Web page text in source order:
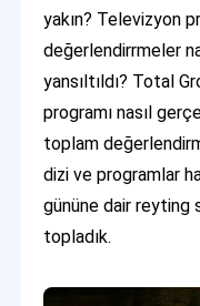
yakın? Televizyon
değerlendirrmeler
yansıltıldı? Total
programı nasıl
toplam
dizi ve programlar
gününe dair reyting
topladık.